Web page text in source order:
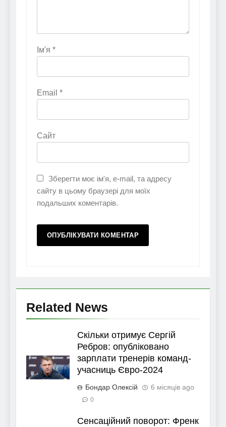
Ім'я *
Email *
Сайт
Зберегти моє ім'я, e-mail, та адресу
сайту в цьому браузері для моїх
подальших коментарів.
Related News
Скільки отримує Сергій
Ребров: опубліковано
зарплати тренерів команд-
учасниць Євро-2024
Бондар Олексій 6 місяців ago
0
Сенсаційний поворот: Френк